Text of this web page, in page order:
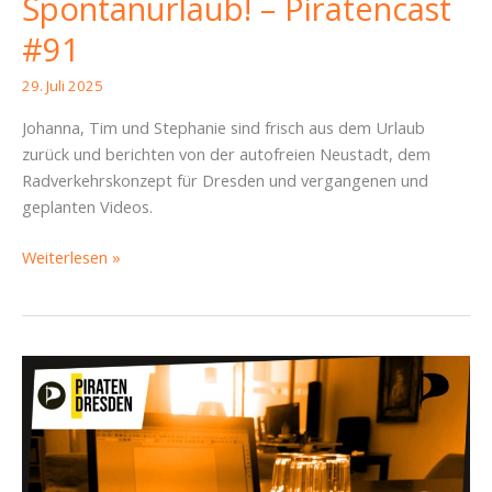
#91
29. Juli 2025
Johanna, Tim und Stephanie sind frisch aus dem Urlaub
zurück und berichten von der autofreien Neustadt, dem
Radverkehrskonzept für Dresden und vergangenen und
geplanten Videos.
Joa…
–
Piratencast
#91
Weiterlesen »